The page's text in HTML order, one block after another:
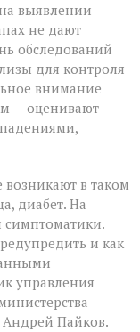
выявлении
не дают
обследований
для контроля
внимание
— оценивают
возникают в таком
диабет. На
симптоматики.
и как
управления
Андрей Пайков.